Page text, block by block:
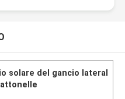
solare del gancio lateral